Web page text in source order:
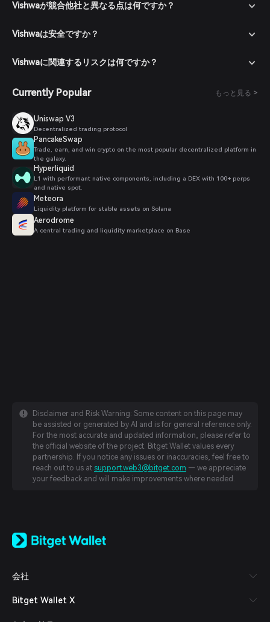
Vishwaが競合他社と異なる点は何ですか？
Vishwaは安全ですか？
Vishwaに関連するリスクは何ですか？
Currently Popular もっと見る >
Uniswap V3
Decentralized trading protocol
PancakeSwap
Trade, earn, and win crypto on the most popular decentralized platform in
the galaxy.
Hyperliquid
L1 with performant native components, including a DEX with 100+ perps
and native spot.
Meteora
Liquidity platform for stable assets on Solana
Aerodrome
A central trading and liquidity marketplace on Base
Disclaimer and Risk Warning: Some content on this page may
be assisted or generated by AI and is for general reference only.
For the most accurate and updated information, please refer to
the official website of the project. Bitget Wallet values every
partnership. If you notice any issues or inaccuracies, feel free to
reach out to us at support.web3@bitget.com — we appreciate
your feedback and will make improvements where needed.
日本語
Español (Latinoamérica)
Italiano
会社
Bitget Wallet X